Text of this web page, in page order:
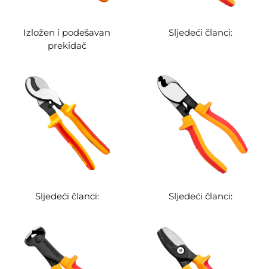
Izložen i podešavan
prekidač
Sljedeći članci:
Sljedeći članci: Sljedeći članci: